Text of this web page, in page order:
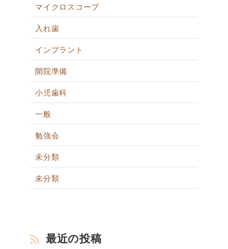
マイクロスコープ
入れ歯
インプラント
開院準備
小児歯科
一般
勉強会
未分類
未分類
最近の投稿